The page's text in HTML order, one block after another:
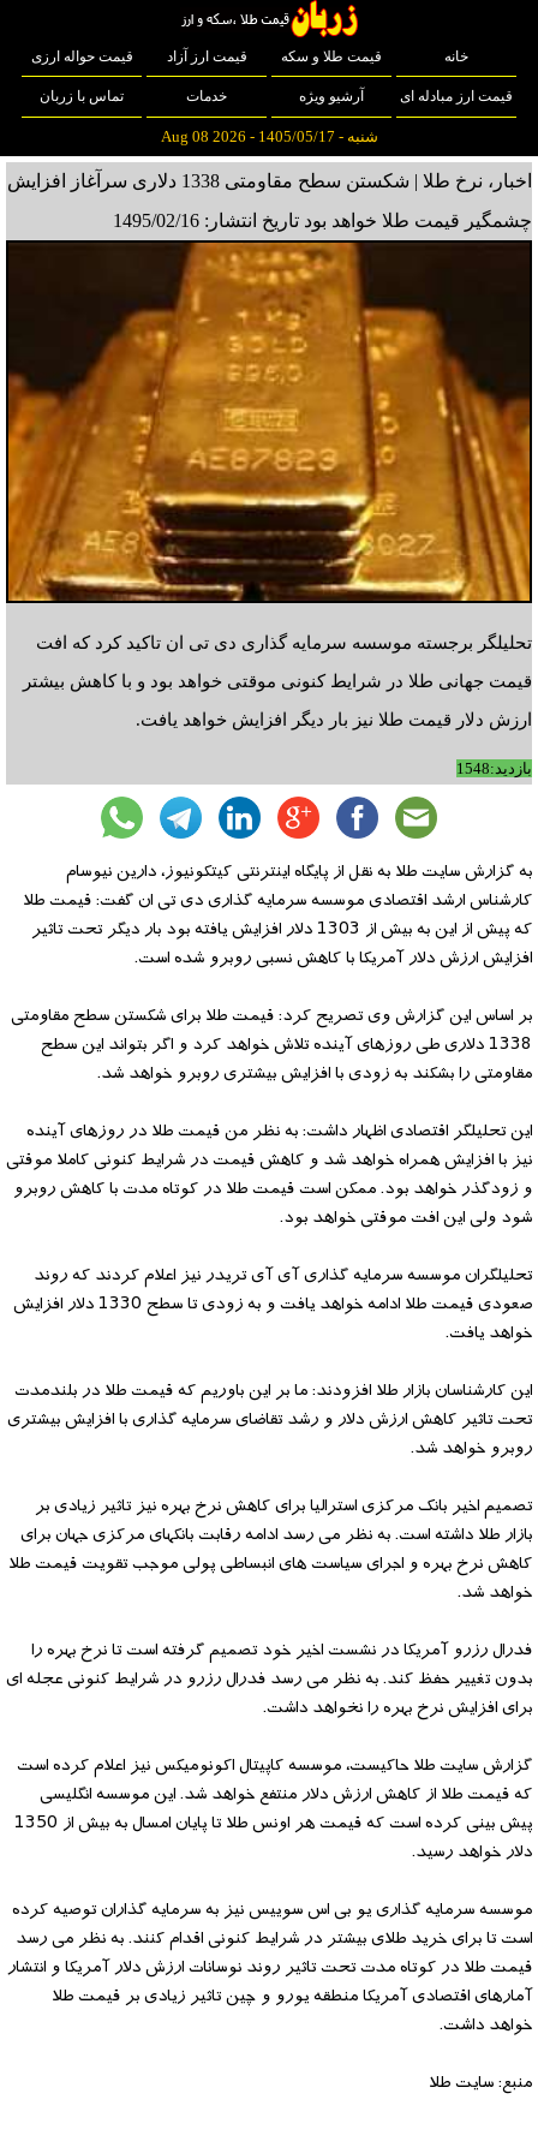
خانه قیمت طلا و سکه قیمت ارز آزاد قیمت حواله ارزی
قیمت ارز مبادله ای آرشیو ویژه خدمات تماس با زربان
شنبه - 1405/05/17 - Aug 08 2026
اخبار، نرخ طلا | شکستن سطح مقاومتی 1338 دلاری سرآغاز افزایش
چشمگیر قیمت طلا خواهد بود تاریخ انتشار: 1495/02/16
تحلیلگر برجسته موسسه سرمایه گذاری دی تی ان تاکید کرد که افت
قیمت جهانی طلا در شرایط کنونی موقتی خواهد بود و با کاهش بیشتر
ارزش دلار قیمت طلا نیز بار دیگر افزایش خواهد یافت.
بازدید:1548
به گزارش سایت طلا به نقل از پایگاه اینترنتی کیتکونیوز، دارین نیوسام
کارشناس ارشد اقتصادی موسسه سرمایه گذاری دی تی ان گفت: قیمت طلا
که پیش از این به بیش از 1303 دلار افزایش یافته بود بار دیگر تحت تاثیر
افزایش ارزش دلار آمریکا با کاهش نسبی روبرو شده است.
بر اساس این گزارش وی تصریح کرد: قیمت طلا برای شکستن سطح مقاومتی
1338 دلاری طی روزهای آینده تلاش خواهد کرد و اگر بتواند این سطح
مقاومتی را بشکند به زودی با افزایش بیشتری روبرو خواهد شد.
این تحلیلگر اقتصادی اظهار داشت: به نظر من قیمت طلا در روزهای آینده
نیز با افزایش همراه خواهد شد و کاهش قیمت در شرایط کنونی کاملا موقتی
و زودگذر خواهد بود. ممکن است قیمت طلا در کوتاه مدت با کاهش روبرو
شود ولی این افت موقتی خواهد بود.
تحلیلگران موسسه سرمایه گذاری آی آی تریدر نیز اعلام کردند که روند
صعودی قیمت طلا ادامه خواهد یافت و به زودی تا سطح 1330 دلار افزایش
خواهد یافت.
این کارشناسان بازار طلا افزودند: ما بر این باوریم که قیمت طلا در بلندمدت
تحت تاثیر کاهش ارزش دلار و رشد تقاضای سرمایه گذاری با افزایش بیشتری
روبرو خواهد شد.
تصمیم اخیر بانک مرکزی استرالیا برای کاهش نرخ بهره نیز تاثیر زیادی بر
بازار طلا داشته است. به نظر می رسد ادامه رقابت بانکهای مرکزی جهان برای
کاهش نرخ بهره و اجرای سیاست های انبساطی پولی موجب تقویت قیمت طلا
خواهد شد.
فدرال رزرو آمریکا در نشست اخیر خود تصمیم گرفته است تا نرخ بهره را
بدون تغییر حفظ کند. به نظر می رسد فدرال رزرو در شرایط کنونی عجله ای
برای افزایش نرخ بهره را نخواهد داشت.
گزارش سایت طلا حاکیست، موسسه کاپیتال اکونومیکس نیز اعلام کرده است
که قیمت طلا از کاهش ارزش دلار منتفع خواهد شد. این موسسه انگلیسی
پیش بینی کرده است که قیمت هر اونس طلا تا پایان امسال به بیش از 1350
دلار خواهد رسید.
موسسه سرمایه گذاری یو بی اس سوییس نیز به سرمایه گذاران توصیه کرده
است تا برای خرید طلای بیشتر در شرایط کنونی اقدام کنند. به نظر می رسد
قیمت طلا در کوتاه مدت تحت تاثیر روند نوسانات ارزش دلار آمریکا و انتشار
آمارهای اقتصادی آمریکا منطقه یورو و چین تاثیر زیادی بر قیمت طلا
خواهد داشت.
منبع: سایت طلا